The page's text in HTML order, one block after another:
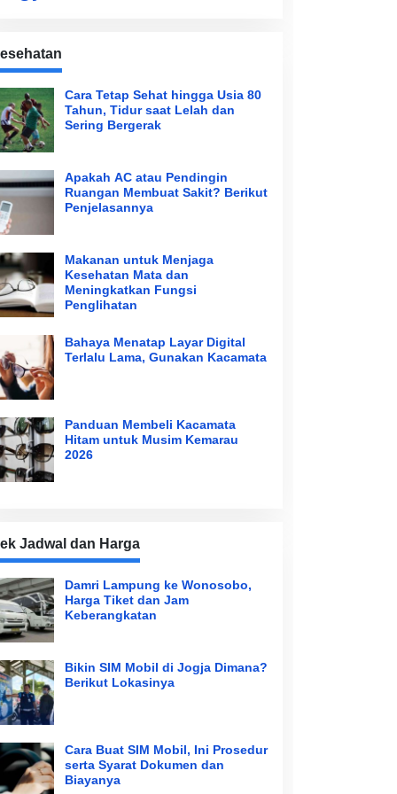
Cara Tetap Sehat hingga Usia 80
Tahun, Tidur saat Lelah dan
Sering Bergerak
Apakah AC atau Pendingin
Ruangan Membuat Sakit? Berikut
Penjelasannya
Makanan untuk Menjaga
Kesehatan Mata dan
Meningkatkan Fungsi
Penglihatan
Bahaya Menatap Layar Digital
Terlalu Lama, Gunakan Kacamata
Panduan Membeli Kacamata
Hitam untuk Musim Kemarau
2026
Jadwal dan Harga
Damri Lampung ke Wonosobo,
Harga Tiket dan Jam
Keberangkatan
Bikin SIM Mobil di Jogja Dimana?
Berikut Lokasinya
Cara Buat SIM Mobil, Ini Prosedur
serta Syarat Dokumen dan
Biayanya